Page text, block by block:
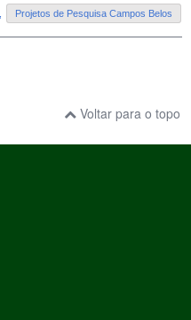
Projetos de Pesquisa Campos Belos
Voltar para o topo